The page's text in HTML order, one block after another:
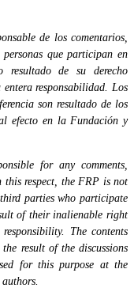
de los comentarios,
que participan en
resultado de su derecho
responsabilidad. Los
son resultado de los
efecto en la Fundación y
for any comments,
this respect, the FRP is not
parties who participate
of their inalienable right
The contents
result of the discussions
for this purpose at the